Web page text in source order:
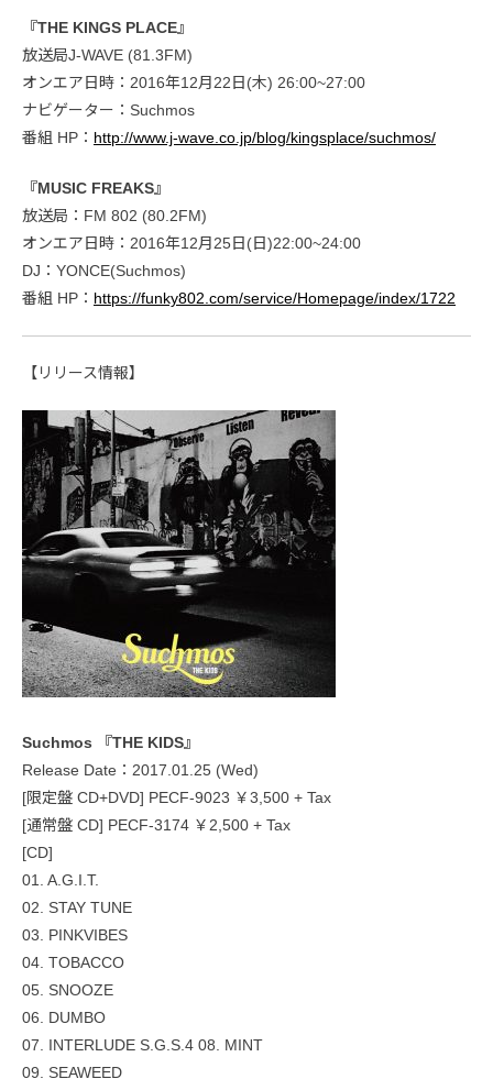
『THE KINGS PLACE』
放送局J-WAVE (81.3FM)
オンエア日時：2016年12月22日(木) 26:00~27:00
ナビゲーター：Suchmos
番組 HP： http://www.j-wave.co.jp/blog/kingsplace/suchmos/
『MUSIC FREAKS』
放送局：FM 802 (80.2FM)
オンエア日時：2016年12月25日(日)22:00~24:00
DJ：YONCE(Suchmos)
番組 HP： https://funky802.com/service/Homepage/index/1722
【リリース情報】
Suchmos 『THE KIDS』
Release Date：2017.01.25 (Wed)
[限定盤 CD+DVD] PECF-9023 ￥3,500 + Tax
[通常盤 CD] PECF-3174 ￥2,500 + Tax
[CD]
01. A.G.I.T.
02. STAY TUNE
03. PINKVIBES
04. TOBACCO
05. SNOOZE
06. DUMBO
07. INTERLUDE S.G.S.4 08. MINT
09. SEAWEED